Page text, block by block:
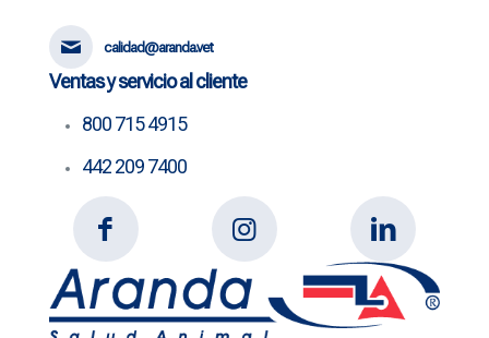
calidad@aranda.vet
Ventas y servicio al cliente
800 715 4915
442 209 7400